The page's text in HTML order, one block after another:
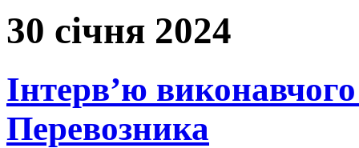
30 січня 2024
Інтерв’ю
Перевозника